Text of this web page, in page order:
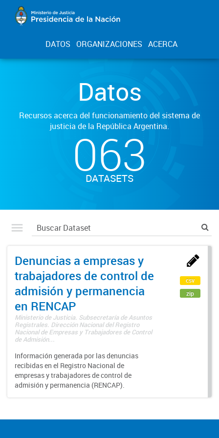
DATOS ORGANIZACIONES ACERCA
Datos
Recursos acerca del funcionamiento del sistema de
justicia de la República Argentina.
063
DATASETS
Denuncias a empresas y
trabajadores de control de
admisión y permanencia
en RENCAP
Ministerio de Justicia. Subsecretaría de Asuntos
Registrales. Dirección Nacional del Registro
Nacional de Empresas y Trabajadores de Control
de Admisión...
Información generada por las denuncias
recibidas en el Registro Nacional de
empresas y trabajadores de control de
admisión y permanencia (RENCAP).
csv
zip